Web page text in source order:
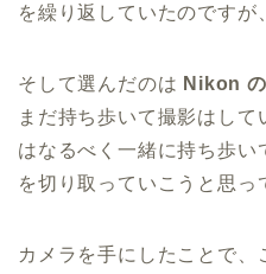
を繰り返していたのですが
そして選んだのは Nikon
まだ持ち歩いて撮影はして
はなるべく一緒に持ち歩い
を切り取っていこうと思っ
カメラを手にしたことで、